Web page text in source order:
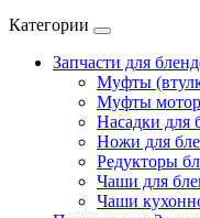
Категории
Запчасти для
Муфты
Муфты
Насадки для
Ножи для
Редукторы
Чаши для
Чаши